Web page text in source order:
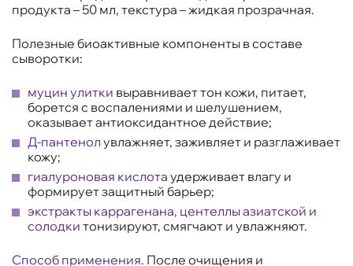
продукта – 50 мл, текстура – жидкая прозрачная.
Полезные биоактивные компоненты в составе
сыворотки:
муцин улитки выравнивает тон кожи, питает,
борется с воспалениями и шелушением,
оказывает антиоксидантное действие;
Д-пантенол увлажняет, заживляет и разглаживает
кожу;
гиалуроновая кислота удерживает влагу и
формирует защитный барьер;
экстракты каррагенана, центеллы азиатской и
солодки тонизируют, смягчают и увлажняют.
Способ применения. После очищения и